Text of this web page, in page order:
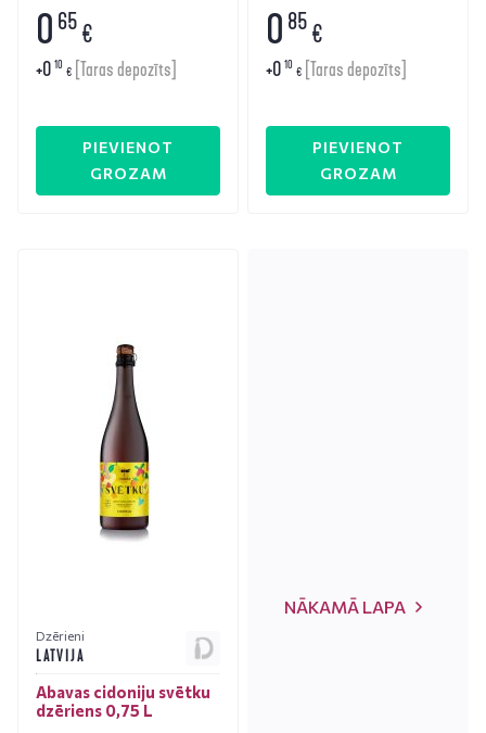
0 65€
+0 10 € [Taras depozīts]
PIEVIENOT
GROZAM
0 85€
+0 10 € [Taras depozīts]
PIEVIENOT
GROZAM
Dzērieni
LATVIJA
Abavas cidoniju svētku
dzēriens 0,75 L
NĀKAMĀ LAPA